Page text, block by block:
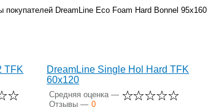
DreamLine Eco Foam Hard Bonnel 95x160
TFK
DreamLine Single Hol Hard TFK
60x120
Средняя оценка —
Отзывы — 0